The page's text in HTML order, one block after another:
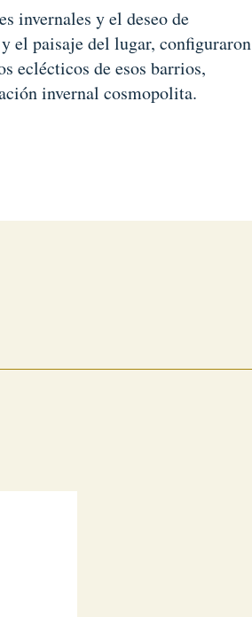
invernales y el deseo de
el paisaje del lugar, configuraron
eclécticos de esos barrios,
invernal cosmopolita.